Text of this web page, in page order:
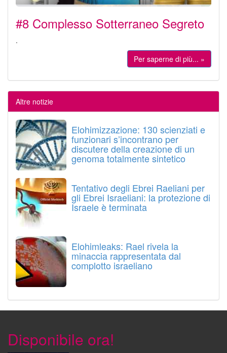
#8 Complesso Sotterraneo Segreto
.
Per saperne di più... »
Altre notizie
Elohimizzazione: 130 scienziati e
funzionari s’incontrano per
discutere della creazione di un
genoma totalmente sintetico
Tentativo degli Ebrei Raeliani per
gli Ebrei Israeliani: la protezione di
Israele è terminata
Elohimleaks: Rael rivela la
minaccia rappresentata dal
complotto israeliano
Disponibile ora!